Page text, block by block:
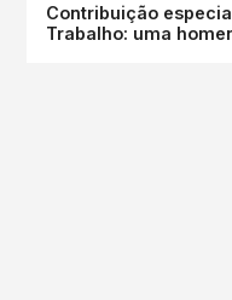
Contribuição
Trabalho: uma